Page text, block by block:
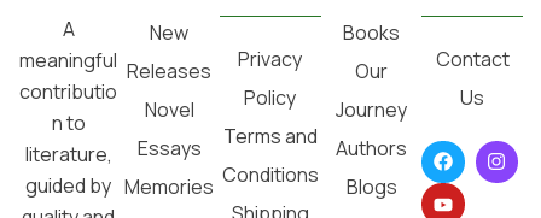
A
meaningful
contributio
n to
literature,
guided by
New
Releases
Novel
Essays
Memories
Privacy
Policy
Terms and
Conditions
Books
Our
Journey
Authors
Blogs
Contact
Us